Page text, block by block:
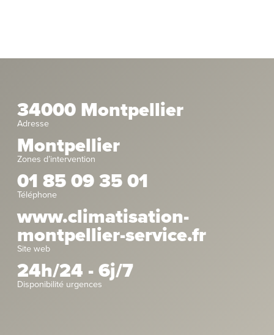
34000 Montpellier
Adresse
Montpellier
Zones d’intervention
01 85 09 35 01
Téléphone
www.climatisation-
montpellier-service.fr
Site web
24h/24 - 6j/7
Disponibilité urgences